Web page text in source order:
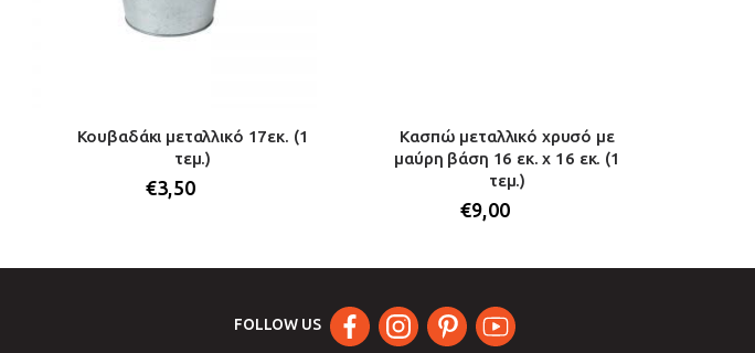
Κουβαδάκι μεταλλικό 17εκ. (1
τεμ.)
€3,50
Κασπώ μεταλλικό χρυσό με
μαύρη βάση 16 εκ. x 16 εκ. (1
τεμ.)
€9,00
FOLLOW US